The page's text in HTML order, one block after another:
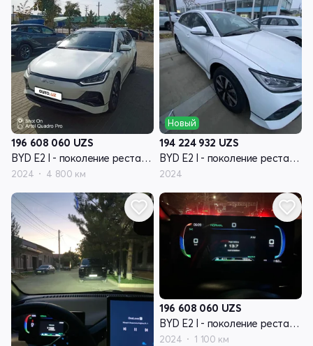
196 608 060 UZS
BYD E2 I - поколение рестайлинг
2024 4 800 км
Новый
194 224 932 UZS
BYD E2 I - поколение рестайлинг
2024
196 608 060 UZS
BYD E2 I - поколение рестайлинг
2024 1 100 км